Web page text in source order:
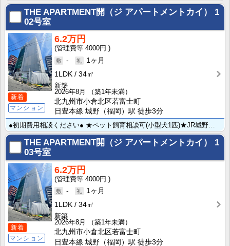
THE APARTMENT開（ジ アパートメントカイ）
1
02号室
新着
マンション
6.2万円
4000円
-
1ヶ月
1LDK
34㎡
新築
2026年8月
（築1年未満）
北九州市小倉北区若富士町
日豊本線 城野（福岡）駅 徒歩3分
THE APARTMENT開（ジ アパートメントカイ）
1
03号室
新着
マンション
6.2万円
4000円
-
1ヶ月
1LDK
34㎡
新築
2026年8月
（築1年未満）
北九州市小倉北区若富士町
日豊本線 城野（福岡）駅 徒歩3分